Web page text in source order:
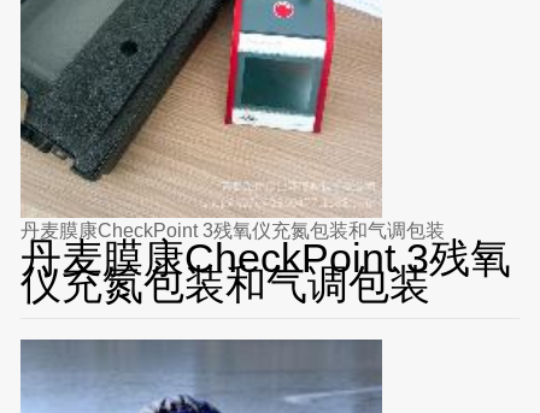
丹麦膜康CheckPoint 3残氧仪充氮包装和气调包装
丹麦膜康CheckPoint 3残氧
仪充氮包装和气调包装